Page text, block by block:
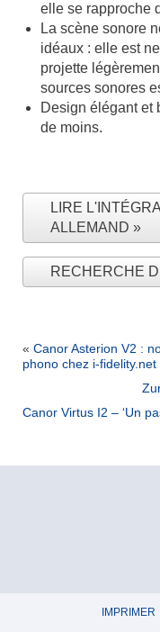
elle se rapproche
La scène sonore
idéaux : elle est
projette
sources sonores
Design élégant et
de moins.
LIRE
ALLEMAND
RECHERCHE
« Canor Asterion V2 :
phono chez i-fidelity.net
Canor Virtus I2 – ‘Un
IMPRIMER